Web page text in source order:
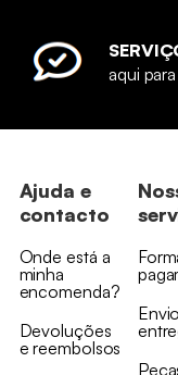
aqui
Ajuda e
contacto
Onde está a
minha
encomenda?
Devoluções
e reembolsos